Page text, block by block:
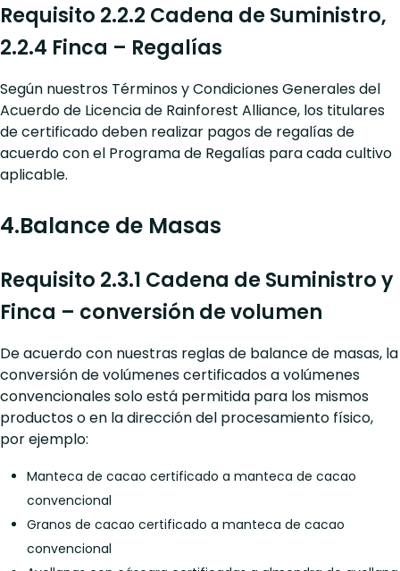
Requisito 2.2.2 Cadena de Suministro,
2.2.4 Finca – Regalías
Según nuestros Términos y Condiciones Generales del
Acuerdo de Licencia de Rainforest Alliance, los titulares
de certificado deben realizar pagos de regalías de
acuerdo con el Programa de Regalías para cada cultivo
aplicable.
4.Balance de Masas
Requisito 2.3.1 Cadena de Suministro y
Finca – conversión de volumen
De acuerdo con nuestras reglas de balance de masas, la
conversión de volúmenes certificados a volúmenes
convencionales solo está permitida para los mismos
productos o en la dirección del procesamiento físico,
por ejemplo:
Manteca de cacao certificado a manteca de cacao
convencional
Granos de cacao certificado a manteca de cacao
convencional